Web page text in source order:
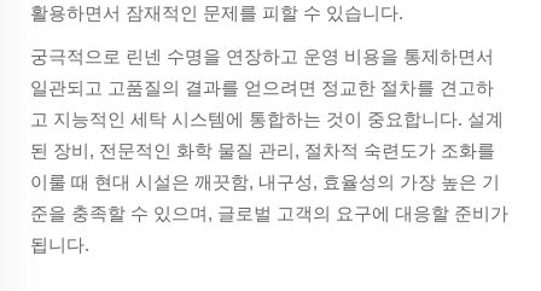
활용하면서 잠재적인 문제를 피할 수 있습니다.
궁극적으로 린넨 수명을 연장하고 운영 비용을 통제하면서
일관되고 고품질의 결과를 얻으려면 정교한 절차를 견고하
고 지능적인 세탁 시스템에 통합하는 것이 중요합니다. 설계
된 장비, 전문적인 화학 물질 관리, 절차적 숙련도가 조화를
이룰 때 현대 시설은 깨끗함, 내구성, 효율성의 가장 높은 기
준을 충족할 수 있으며, 글로벌 고객의 요구에 대응할 준비가
됩니다.